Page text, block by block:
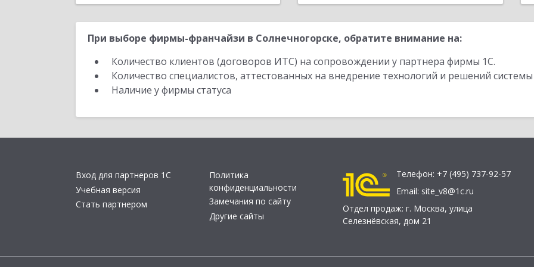
При выборе фирмы-франчайзи в Солнечногорске, обратите внимание на:
Количество клиентов (договоров ИТС) на сопровождении у партнера фирмы 1С.
Количество специалистов, аттестованных на внедрение технологий и решений
Наличие у фирмы статуса
Вход для партнеров 1С
Учебная версия
Стать партнером
Политика
конфиденциальности
Замечания по сайту
Другие сайты
Телефон: +7 (495) 737-92-57
Email: site_v8@1c.ru
Отдел продаж: г. Москва, улица
Селезнёвская, дом 21